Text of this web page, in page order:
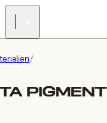
/
PIGMENT